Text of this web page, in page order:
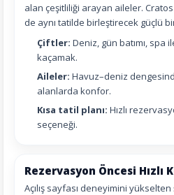
alan çeşitliliği arayan aileler.
de aynı tatilde birleştirecek güçlü
Çiftler: Deniz, gün batımı, spa
kaçamak.
Aileler: Havuz–deniz
alanlarda konfor.
Kısa tatil planı: Hızlı
seçeneği.
Rezervasyon Öncesi Hızlı
Açılış sayfası deneyimini yükselten